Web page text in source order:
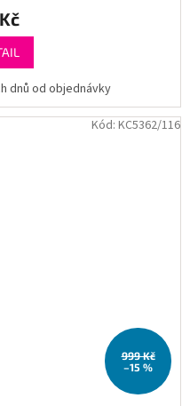
dnů od objednávky
999 Kč
–15 %
Kód: KC5362/116